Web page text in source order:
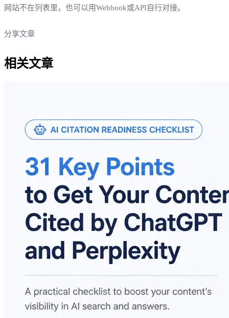
网站不在列表里，也可以用Webhook或API自行对接。
分享文章
相关文章